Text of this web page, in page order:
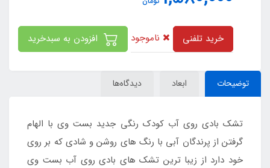
خرید تلفنی ناموجود
توضیحات ابعاد دیدگاه‌ها
تشک بادی روی آب کودک رنگی جدید بست وی با الهام
گرفتن از پرندگان آبی با رنگ های روشن و شادی که بر روی
خود دارد از زیبا ترین تشک های بادی روی آب بست وی